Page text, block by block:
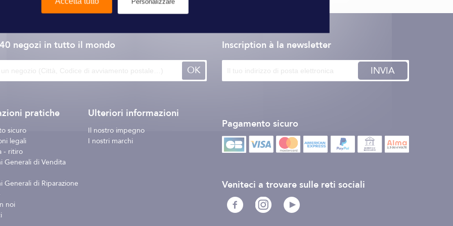
negozi in tutto il mondo
OK
pratiche
sicuro
legali
- ritiro
Generali di Vendita
Generali di Riparazione
noi
Ulteriori informazioni
Il nostro impegno
I nostri marchi
Inscription à la newsletter
INVIA
Pagamento sicuro
Veniteci a trovare sulle reti sociali